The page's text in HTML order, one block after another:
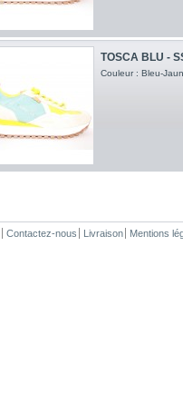
TOSCA BLU -
Couleur : Bleu-
Contactez-nous Livraison Mentions